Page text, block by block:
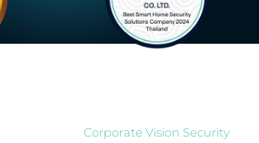
Corporate Vision Security